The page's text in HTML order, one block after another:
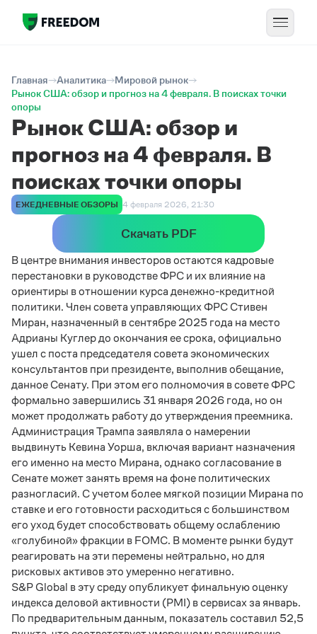
Главная Аналитика
Мировой рынок
Рынок США: обзор и прогноз на 4 февраля. В поисках точки
опоры
Рынок США: обзор и
прогноз на 4 февраля. В
поисках точки опоры
ЕЖЕДНЕВНЫЕ ОБЗОРЫ 4 февраля 2026, 21:30
Скачать PDF
В центре внимания инвесторов остаются кадровые
перестановки в руководстве ФРС и их влияние на
ориентиры в отношении курса денежно-кредитной
политики. Член совета управляющих ФРС Стивен
Миран, назначенный в сентябре 2025 года на место
Адрианы Куглер до окончания ее срока, официально
ушел с поста председателя совета экономических
консультантов при президенте, выполнив обещание,
данное Сенату. При этом его полномочия в совете ФРС
формально завершились 31 января 2026 года, но он
может продолжать работу до утверждения преемника.
Администрация Трампа заявляла о намерении
выдвинуть Кевина Уорша, включая вариант назначения
его именно на место Мирана, однако согласование в
Сенате может занять время на фоне политических
разногласий. С учетом более мягкой позиции Мирана по
ставке и его готовности расходиться с большинством
его уход будет способствовать общему ослаблению
«голубиной» фракции в FOMC. В моменте рынки будут
реагировать на эти перемены нейтрально, но для
рисковых активов это умеренно негативно.
S&P Global в эту среду опубликует финальную оценку
индекса деловой активности (PMI) в сервисах за январь.
По предварительным данным, показатель составил 52,5